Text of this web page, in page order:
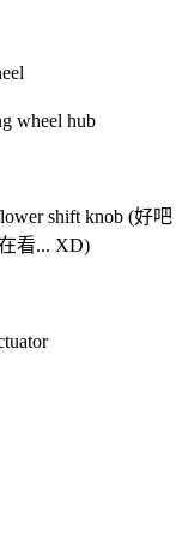
wheel hub
shift knob (好
看... XD)